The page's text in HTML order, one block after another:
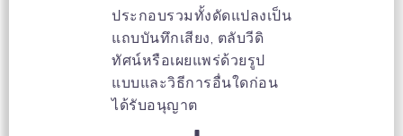
ประกอบรวมทั้งดัดแปลงเป็น
แถบบันทึกเสียง, ตลับวีดิ
ทัศน์หรือเผยแพร่ด้วยรูป
แบบและวิธีการอื่นใดก่อน
ได้รับอนุญาต